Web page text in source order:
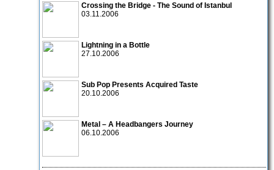
Crossing the Bridge - The Sound of Istanbul
03.11.2006
Lightning in a Bottle
27.10.2006
Sub Pop Presents Acquired Taste
20.10.2006
Metal – A Headbangers Journey
06.10.2006